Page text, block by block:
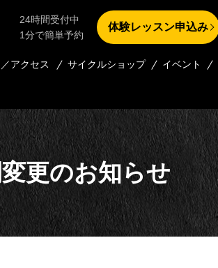
アクセス サイクルショップ イベント
24時間受付中
1分で簡単予約
体験レッスン申込み
更のお知らせ